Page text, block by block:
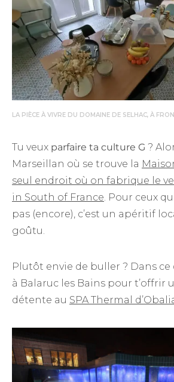
LA PIÈCE À VIVRE DU DOMAINE DE SELHAC, À
Tu veux parfaire ta culture G ?
Marseillan où se trouve la
seul endroit où on fabrique le
in South of France . Pour ceux
pas (encore), c’est un apéritif
goûtu.
Plutôt envie de buller ? Dans ce
à Balaruc les Bains pour t’offrir
détente au SPA Thermal